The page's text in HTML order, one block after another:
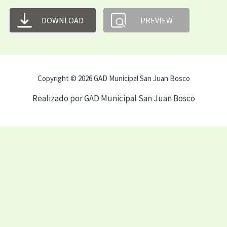
DOWNLOAD PREVIEW
Copyright © 2026 GAD Municipal San Juan Bosco
Realizado por GAD Municipal San Juan Bosco